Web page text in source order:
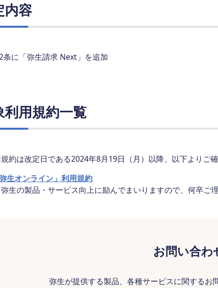
内容
条に「弥生請求 Next」を追加
利用規約一覧
約は改定日である2024年8月19日（月）以降、以下よりご確
生オンライン」利用規約
生の製品・サービス向上に励んでまいりますので、何卒ご
お問い合わ
弥生が提供する製品、各種サービスに関するお